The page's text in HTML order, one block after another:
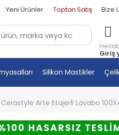
Yeni Ürünler Toptan Satış Bize
Giriş
Silikon Mastikler
Arte Etajerli Lavabo